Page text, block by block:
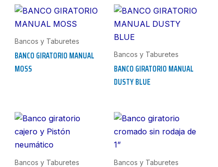
Bancos y Taburetes
BANCO GIRATORIO MANUAL
MOSS
Bancos y Taburetes
BANCO GIRATORIO MANUAL
DUSTY BLUE
Bancos y Taburetes Bancos y Taburetes